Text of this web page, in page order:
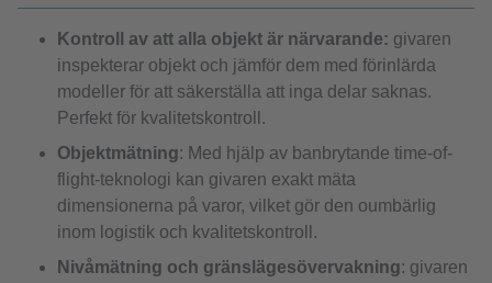
Kontroll av att alla objekt är närvarande: givaren
inspekterar objekt och jämför dem med förinlärda
modeller för att säkerställa att inga delar saknas.
Perfekt för kvalitetskontroll.
Objektmätning: Med hjälp av banbrytande time-of-
flight-teknologi kan givaren exakt mäta
dimensionerna på varor, vilket gör den oumbärlig
inom logistik och kvalitetskontroll.
Nivåmätning och gränslägesövervakning: givaren